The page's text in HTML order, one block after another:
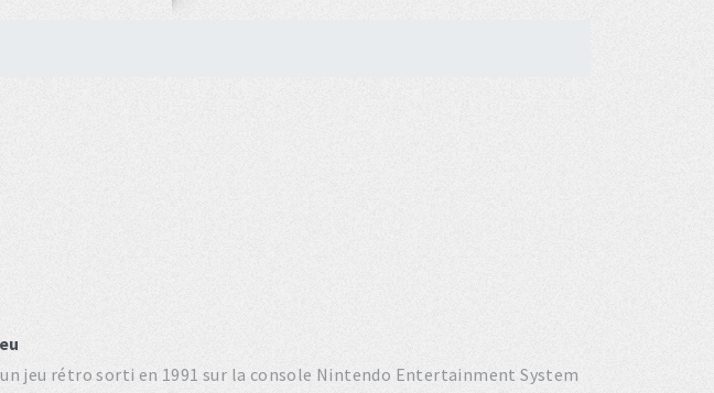
jeu rétro sorti en 1991 sur la console Nintendo Entertainment System